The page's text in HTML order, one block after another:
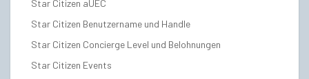
Star Citizen aUEC
Star Citizen Benutzername und Handle
Star Citizen Concierge Level und Belohnungen
Star Citizen Events